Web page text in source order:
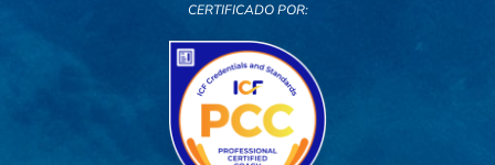
CERTIFICADO POR: